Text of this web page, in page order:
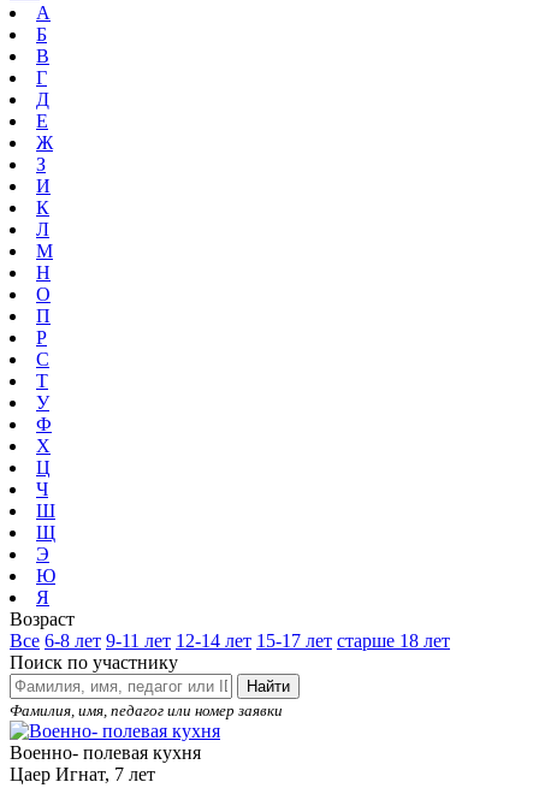
А
Б
В
Г
Д
Е
Ж
З
И
К
Л
М
Н
О
П
Р
С
Т
У
Ф
Х
Ц
Ч
Ш
Щ
Э
Ю
Я
Возраст
Все 6-8 лет 9-11 лет 12-14 лет 15-17 лет старше 18 лет
Поиск по участнику
Найти
Фамилия, имя, педагог или номер заявки
Военно- полевая кухня
Цаер Игнат, 7 лет